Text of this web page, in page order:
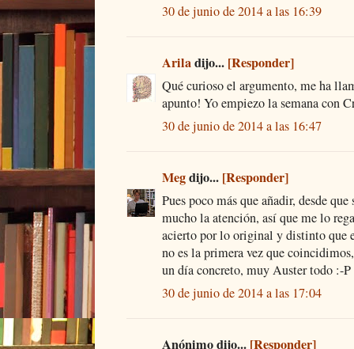
30 de junio de 2014 a las 16:39
Ariladijo... [Responder]
Qué curioso el argumento, me ha
apunto! Yo empiezo la semana con
30 de junio de 2014 a las 16:47
Megdijo... [Responder]
Pues poco más que añadir, desde
mucho la atención, así que me lo
acierto por lo original y distinto que
no es la primera vez que
un día concreto, muy Auster todo :-P
30 de junio de 2014 a las 17:04
Anónimo dijo... [Responder]